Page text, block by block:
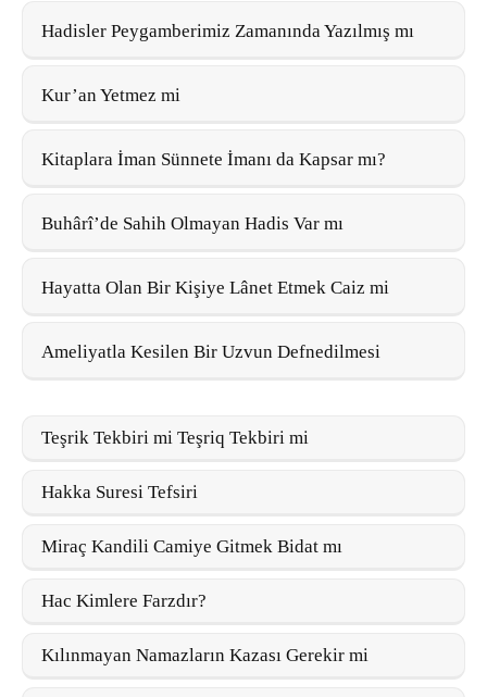
Hadisler Peygamberimiz Zamanında Yazılmış mı
Kur’an Yetmez mi
Kitaplara İman Sünnete İmanı da Kapsar mı?
Buhârî’de Sahih Olmayan Hadis Var mı
Hayatta Olan Bir Kişiye Lânet Etmek Caiz mi
Ameliyatla Kesilen Bir Uzvun Defnedilmesi
Teşrik Tekbiri mi Teşriq Tekbiri mi
Hakka Suresi Tefsiri
Miraç Kandili Camiye Gitmek Bidat mı
Hac Kimlere Farzdır?
Kılınmayan Namazların Kazası Gerekir mi